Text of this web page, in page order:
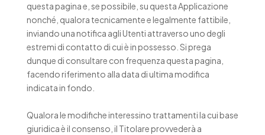
questa pagina e, se possibile, su questa Applicazione
nonché, qualora tecnicamente e legalmente fattibile,
inviando una notifica agli Utenti attraverso uno degli
estremi di contatto di cui è in possesso. Si prega
dunque di consultare con frequenza questa pagina,
facendo riferimento alla data di ultima modifica
indicata in fondo.
Qualora le modifiche interessino trattamenti la cui base
giuridica è il consenso, il Titolare provvederà a